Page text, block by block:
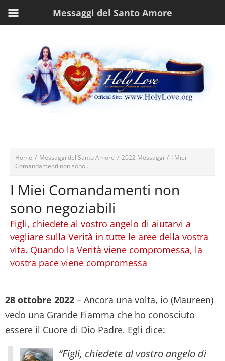
Home / Messaggi del Santo Amore / 2022 Messaggi / I Miei
Comandamenti non sono...
I Miei Comandamenti non
sono negoziabili
Figli, chiedete al vostro angelo di aiutarvi a
vegliare sulla Verità in tutte le aree della vostra
vita. Quando la Verità viene compromessa, la
vostra pace viene compromessa
28 ottobre 2022 – Ancora una volta, io (Maureen)
vedo una Grande Fiamma che ho conosciuto
essere il Cuore di Dio Padre. Egli dice:
“Figli, chiedete al vostro angelo di
Messaggi del Santo Amore